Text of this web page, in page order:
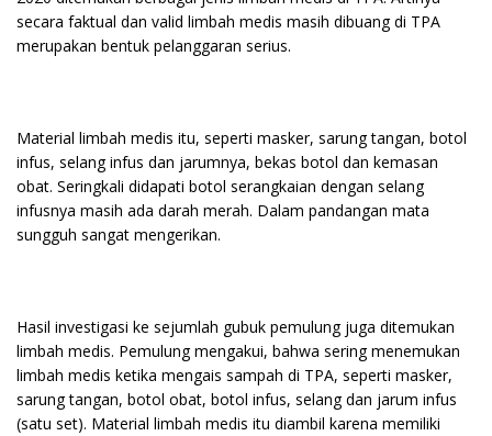
secara faktual dan valid limbah medis masih dibuang di TPA
merupakan bentuk pelanggaran serius.
Material limbah medis itu, seperti masker, sarung tangan, botol
infus, selang infus dan jarumnya, bekas botol dan kemasan
obat. Seringkali didapati botol serangkaian dengan selang
infusnya masih ada darah merah. Dalam pandangan mata
sungguh sangat mengerikan.
Hasil investigasi ke sejumlah gubuk pemulung juga ditemukan
limbah medis. Pemulung mengakui, bahwa sering menemukan
limbah medis ketika mengais sampah di TPA, seperti masker,
sarung tangan, botol obat, botol infus, selang dan jarum infus
(satu set). Material limbah medis itu diambil karena memiliki